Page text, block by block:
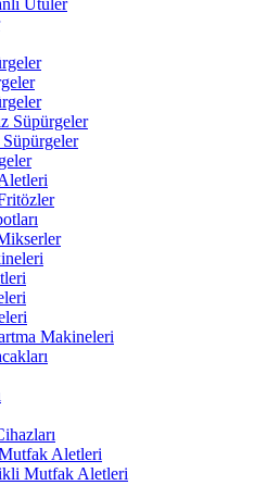
Ütüler
Süpürgeler
Makineleri
Aletleri
Mutfak Aletleri